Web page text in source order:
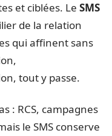
et ciblées. Le SMS
de la relation
qui affinent sans
tout y passe.
: RCS, campagnes
le SMS conserve